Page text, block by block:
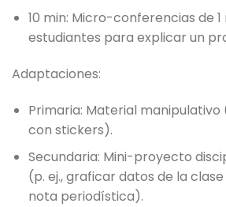
10 min: Micro-conferencias de
estudiantes para explicar un
Adaptaciones:
Primaria: Material
con stickers).
Secundaria: Mini-proyecto
(p. ej., graficar datos de la
nota periodística).